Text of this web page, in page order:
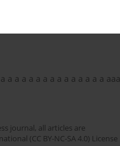
a a a a a a a a a a a a a a aaa
journal, all articles are
(CC BY-NC-SA 4.0) License